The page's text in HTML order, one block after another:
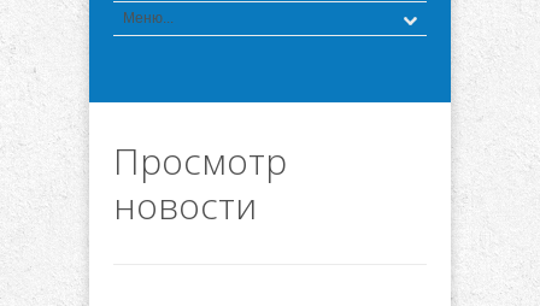
Просмотр
новости